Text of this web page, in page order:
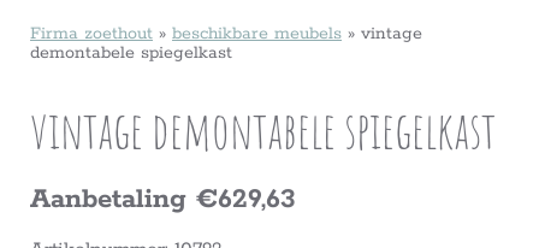
Firma zoethout » beschikbare meubels » vintage
demontabele spiegelkast
vintage demontabele spiegelkast
Aanbetaling €629,63